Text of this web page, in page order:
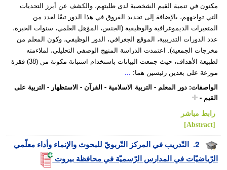
مكنون في تنمية القيم الشخصية لدى طلبتهم، والكشف عن أبرز التحديات
التي تواجههم، بالإضافة إلى تحديد الفروق في هذا الدور تبعًا لعدد من
المتغيرات الديموغرافية والوظيفية (الجنس، المؤهل العلمي، سنوات الخبرة،
عدد الدورات التدريبية، الموقع الجغرافي، الدور الوظيفي، وكون المعلم من
مخرجات الجمعية). اعتمدت الدراسة المنهج الوصفي التحليلي، لملاءمته
لطبيعة الأهداف، حيث جمعت البيانات باستخدام استبانة مكونة من (38) فقرة
موزعة على بعدين رئيسين هما:
الواصفات:دور المعلم - التربية الاسلامية - القرآن - الاستظهار - التربية على
القيم -
رابط مباشر
[Abstract]
2. التّدريب في المركز التّربويّ للبحوث والإنماء وأداء معلّمي
الرّياضيّات في المدارس الرّسميّة في محافظة بيروت